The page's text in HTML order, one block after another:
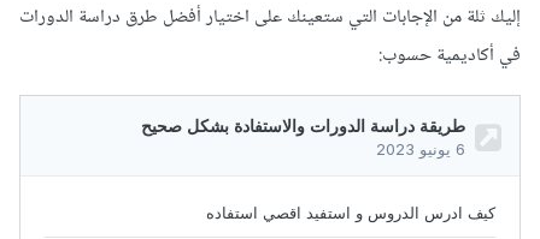
إليك ثلة من الإجابات التي ستعينك على اختيار أفضل طرق دراسة الدورات
في أكاديمية حسوب: